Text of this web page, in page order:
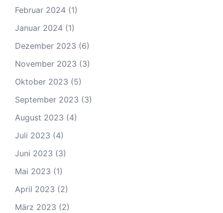
Februar 2024 (1)
Januar 2024 (1)
Dezember 2023 (6)
November 2023 (3)
Oktober 2023 (5)
September 2023 (3)
August 2023 (4)
Juli 2023 (4)
Juni 2023 (3)
Mai 2023 (1)
April 2023 (2)
März 2023 (2)